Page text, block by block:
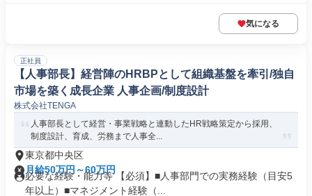
気になる
正社員
【人事部長】経営陣のHRBPとして組織基盤を牽引/独自
市場を築く成長企業 人事企画/制度設計
株式会社TENGA
人事部長として経営・事業戦略と連動したHR戦略策定から採用、
制度設計、育成、労務まで人事全...
東京都中央区
月給50万円～60万円
必要な経験・能力等 【必須】■人事部門での実務経験（目安5
年以上）■マネジメント経験（...